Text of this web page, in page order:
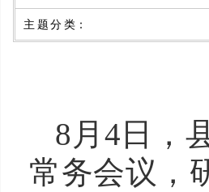
主题分类 ：
8月4日，
常务会议，